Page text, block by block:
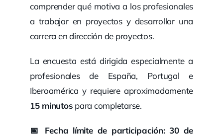
comprender qué motiva a los profesionales
a trabajar en proyectos y desarrollar una
carrera en dirección de proyectos.
La encuesta está dirigida especialmente a
profesionales de España, Portugal e
Iberoamérica y requiere aproximadamente
15 minutos para completarse.
📅
Fecha límite de participación: 30 de